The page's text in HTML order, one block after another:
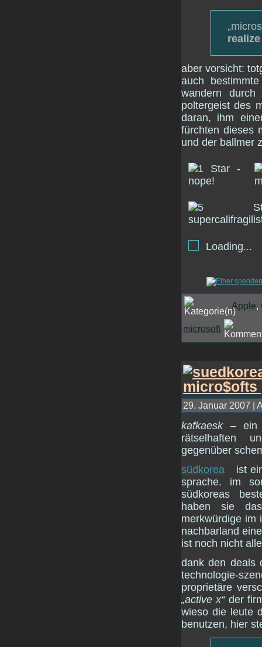
aber vorsicht:
auch
wandern
poltergeist des
daran, ihm
fürchten dieses
und der ballmer
Loading...
Apple,
microsoft
29. Januar 2007 |
kafkaesk– ein
rätselhaften
gegenüber
südkorea
ist
sprache. im
südkoreas
haben sie
merkwürdige im
nachbarland
ist noch nicht
dank den deals
technologie-
proprietäre
„active x“der
wieso die leute
benutzen, hier